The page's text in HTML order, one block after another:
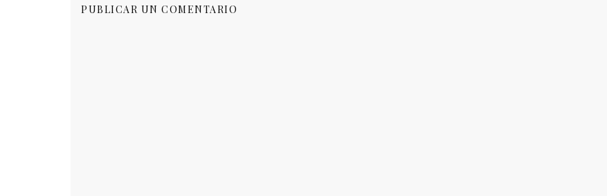
PUBLICAR UN COMENTARIO